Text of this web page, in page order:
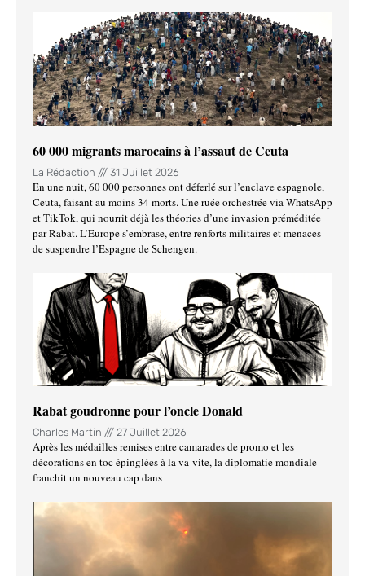
60 000 migrants marocains à l’assaut de Ceuta
La Rédaction 31 Juillet 2026
En une nuit, 60 000 personnes ont déferlé sur l’enclave espagnole,
Ceuta, faisant au moins 34 morts. Une ruée orchestrée via WhatsApp
et TikTok, qui nourrit déjà les théories d’une invasion préméditée
par Rabat. L’Europe s’embrase, entre renforts militaires et menaces
de suspendre l’Espagne de Schengen.
Rabat goudronne pour l’oncle Donald
Charles Martin 27 Juillet 2026
Après les médailles remises entre camarades de promo et les
décorations en toc épinglées à la va-vite, la diplomatie mondiale
franchit un nouveau cap dans